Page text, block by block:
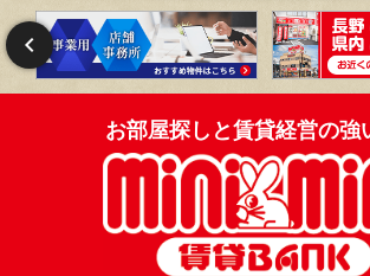
お部屋探しと賃貸経営の強